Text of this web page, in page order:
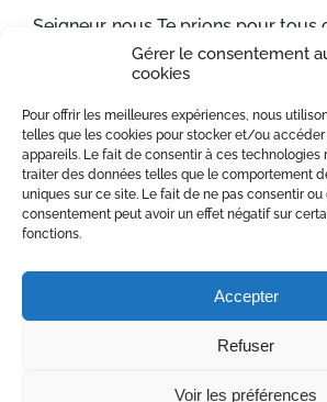
Gérer le consentement
cookies
Pour offrir les meilleures expériences, nous
telles que les cookies pour stocker et/ou
appareils. Le fait de consentir à ces technologies
traiter des données telles que le comportement
uniques sur ce site. Le fait de ne pas consentir ou
consentement peut avoir un effet négatif sur
fonctions.
Accepter
Refuser
Voir les préférences
Seigneur, nous Te prions pour tous
qui, en ce moment, ici et partout
préparent aussi à confesser leurs
tous ensemble un peuple qui
salut.
Seigneur, nous Te prions pour les
de dire Ta parole de miséricorde,
pour ceux qui vont nous accueillir.
Ton Esprit-Saint afin qu’ils soient les
exigeante tendresse. Amen